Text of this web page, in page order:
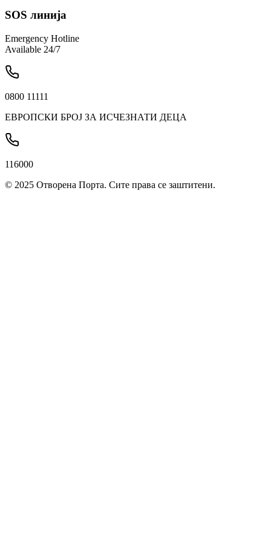
SOS линија
Emergency Hotline
Available 24/7
0800 11111
ЕВРОПСКИ БРОЈ ЗА ИСЧЕЗНАТИ ДЕЦА
116000
© 2025 Отворена Порта. Сите права се заштитени.